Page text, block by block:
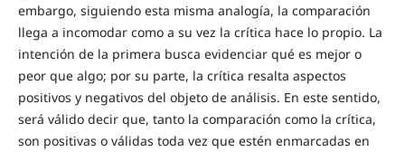
embargo, siguiendo esta misma analogía, la comparación
llega a incomodar como a su vez la crítica hace lo propio. La
intención de la primera busca evidenciar qué es mejor o
peor que algo; por su parte, la crítica resalta aspectos
positivos y negativos del objeto de análisis. En este sentido,
será válido decir que, tanto la comparación como la crítica,
son positivas o válidas toda vez que estén enmarcadas en